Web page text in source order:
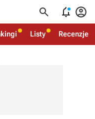
  
Listy Recenzje